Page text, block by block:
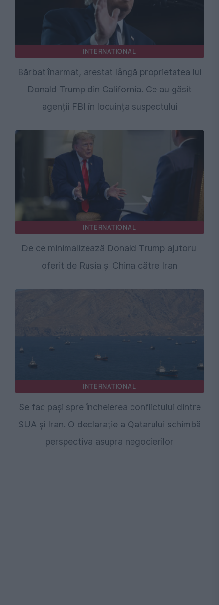
INTERNATIONAL
Bărbat înarmat, arestat lângă proprietatea lui
Donald Trump din California. Ce au găsit
agenții FBI în locuința suspectului
INTERNATIONAL
De ce minimalizează Donald Trump ajutorul
oferit de Rusia și China către Iran
INTERNATIONAL
Se fac pași spre încheierea conflictului dintre
SUA și Iran. O declarație a Qatarului schimbă
perspectiva asupra negocierilor